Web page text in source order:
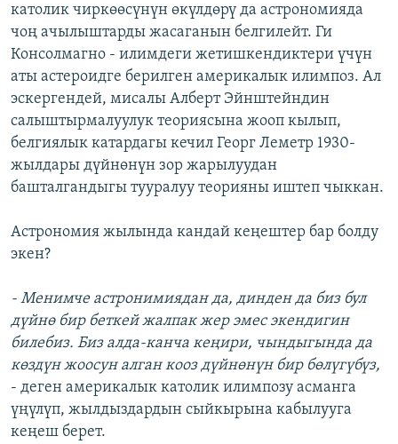
католик чиркөөсүнүн өкүлдөрү да астрономияда
чоң ачылыштарды жасаганын белгилейт. Ги
Консолмагно - илимдеги жетишкендиктери үчүн
аты астероидге берилген америкалык илимпоз. Ал
эскергендей, мисалы Алберт Эйнштейндин
салыштырмалуулук теориясына жооп кылып,
белгиялык катардагы кечил Георг Леметр 1930-
жылдары дүйнөнүн зор жарылуудан
башталгандыгы тууралуу теорияны иштеп чыккан.
Астрономия жылында кандай кеңештер бар болду
экен?
- Менимче астронимиядан да, динден да биз бул
дүйнө бир беткей жалпак жер эмес экендигин
билебиз. Биз алда-канча кеңири, чындыгында да
көздүн жоосун алган кооз дүйнөнүн бир бөлүгүбүз,
- деген америкалык католик илимпозу асманга
үңүлүп, жылдыздардын сыйкырына кабылууга
кеңеш берет.